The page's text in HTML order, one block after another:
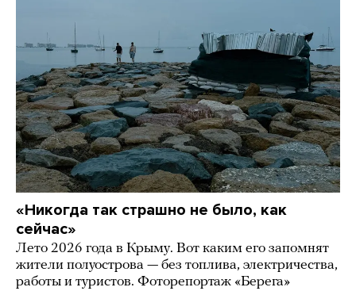
«Никогда так страшно не было, как
сейчас»
Лето 2026 года в Крыму. Вот каким его запомнят
жители полуострова — без топлива, электричества,
работы и туристов. Фоторепортаж «Берега»